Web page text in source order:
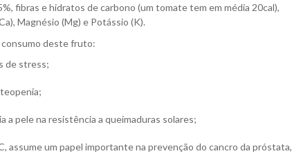
fibras e hidratos de carbono (um tomate tem em média 20cal),
Magnésio (Mg) e Potássio (K).
deste fruto:
de stress;
a pele na resistência a queimaduras solares;
assume um papel importante na prevenção do cancro da próstata,